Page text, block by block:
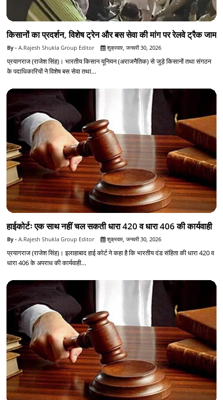
किसानों का प्रदर्शन, विशेष ट्रेन और बस सेवा की मांग पर रेलवे ट्रैक जाम
A.Rajesh Shukla Group Editor शुक्रवार, जनवरी 30, 2026
प्रयागराज (राजेश सिंह)। भारतीय किसान यूनियन (अराजनैतिक) से जुड़े किसानों तथा संगठन
के पदाधिकारियों ने विशेष बस सेवा तथा…
हाईकोर्टः एक साथ नहीं चल सकती धारा 420 व धारा 406 की कार्यवाही
A.Rajesh Shukla Group Editor शुक्रवार, जनवरी 30, 2026
प्रयागराज (राजेश सिंह)। इलाहाबाद हाई कोर्ट ने कहा है कि भारतीय दंड संहिता की धारा 420 व
धारा 406 के अपराध की कार्यवाही…